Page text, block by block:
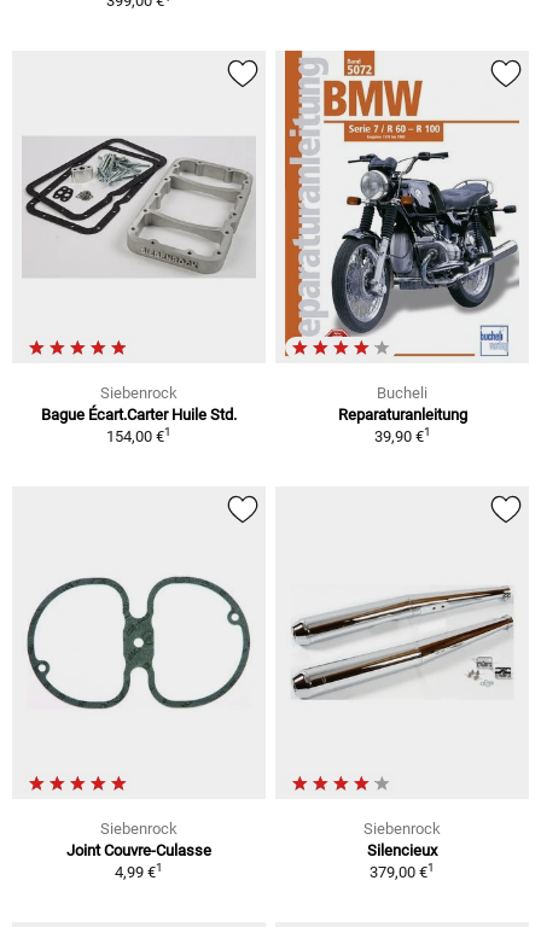
Siebenrock
Bague Écart.Carter Huile Std.
154,00 €1
Bucheli
Reparaturanleitung
39,90 €1
Siebenrock
Joint Couvre-Culasse
4,99 €1
Siebenrock
Silencieux
379,00 €1